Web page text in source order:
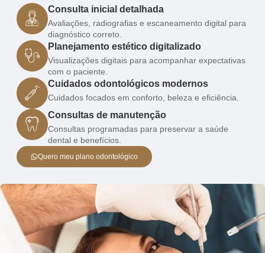
Consulta inicial detalhada
Avaliações, radiografias e escaneamento digital para
diagnóstico correto.
Planejamento estético digitalizado
Visualizações digitais para acompanhar expectativas
com o paciente.
Cuidados odontológicos modernos
Cuidados focados em conforto, beleza e eficiência.
Consultas de manutenção
Consultas programadas para preservar a saúde
dental e benefícios.
Quero meu plano odontológico